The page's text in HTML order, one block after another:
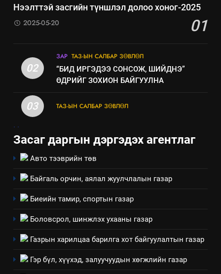
Нээлттэй засгийн түншлэл долоо хоног-2025
01
2025-05-20
02
ЗАР ТАЗ-ЫН САЛБАР ЗӨВЛӨЛ
“БИД ИРГЭДЭЭ СОНСОЖ, ШИЙДНЭ”
ӨДРИЙГ ЗОХИОН БАЙГУУЛНА
03 ТАЗ-ЫН САЛБАР ЗӨВЛӨЛ
. .
Засаг даргын дэргэдэх агентлаг
Авто тээврийн төв
Байгаль орчин, аялал жуулчлалын газар
Биеийн тамир, спортын газар
Боловсрол, шинжлэх ухааны газар
Газрын харилцаа барилга хот байгуулалтын газар
Гэр бүл, хүүхэд, залуучуудын хөгжлийн газар
“Шинэтгэлээр түүчээлсэн
салбар зөвлөл” аяны хүрээнд
6
аудитын дүгнэлт
7
байгаа хууль тогтоомж
ИЛ ТОД БАЙДАЛ
Мэдээлэл хариуцагчийн